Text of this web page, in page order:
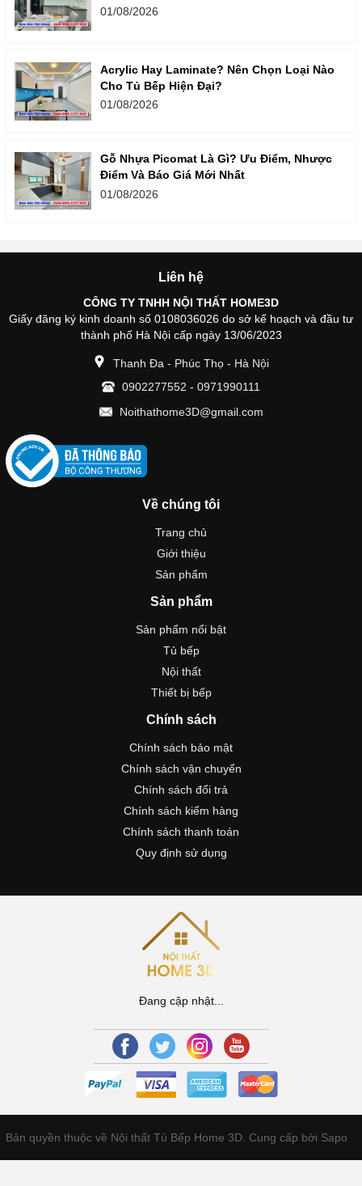
01/08/2026
Acrylic Hay Laminate? Nên Chọn Loại Nào
Cho Tủ Bếp Hiện Đại?
01/08/2026
Gỗ Nhựa Picomat Là Gì? Ưu Điểm, Nhược
Điểm Và Báo Giá Mới Nhất
01/08/2026
Liên hệ
CÔNG TY TNHH NỘI THẤT HOME3D
Giấy đăng ký kinh doanh số 0108036026 do sở kế hoạch và đầu tư
thành phố Hà Nội cấp ngày 13/06/2023
Thanh Đa - Phúc Thọ - Hà Nội
0902277552 - 0971990111
Noithathome3D@gmail.com
Về chúng tôi
Trang chủ
Giới thiệu
Sản phẩm
Sản phẩm
Sản phẩm nổi bật
Tủ bếp
Nội thất
Thiết bị bếp
Chính sách
Chính sách bảo mật
Chính sách vận chuyển
Chính sách đổi trả
Chính sách kiểm hàng
Chính sách thanh toán
Quy định sử dụng
Đang cập nhật...
Bản quyền thuộc về Nội thất Tủ Bếp Home 3D. Cung cấp bởi Sapo